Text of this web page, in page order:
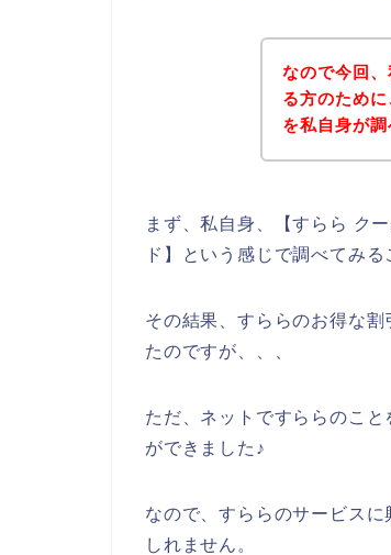
なので今回
る方のため
を私自身が
まず、私自身、【すらら ク
ド】という感じで調べてみる
その結果、すららのお得な
たのですが、、、
ただ、ネットですららのこ
ができました♪
なので、すららのサービス
しれません。